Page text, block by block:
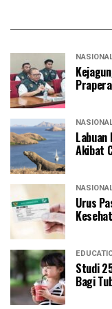
Labuan
Akibat
Urus
Studi
Bagi